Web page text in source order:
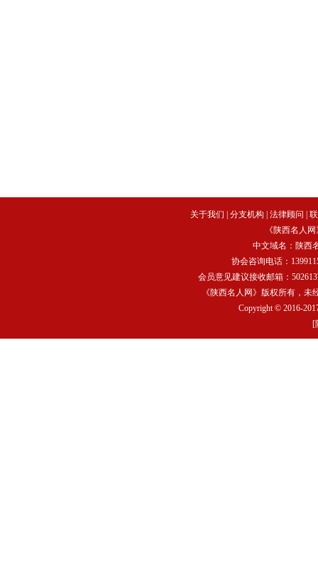
关于我们 分支机构 法律顾问
《陕西名人
中文域名： 陕西
协会咨询电话：
会员意见建议接收邮箱：
《陕西名人网》版权所有，
Copyright © 2016-
[